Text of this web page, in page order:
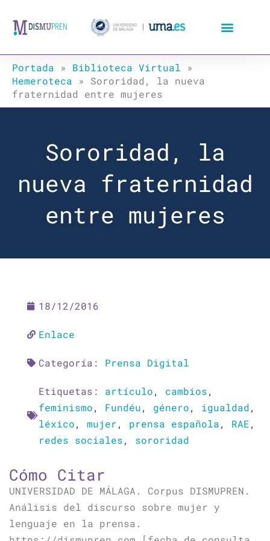
Portada » Biblioteca Virtual »
Hemeroteca » Sororidad, la nueva
fraternidad entre mujeres
Sororidad, la
nueva fraternidad
entre mujeres
18/12/2016
Enlace
Categoría: Prensa Digital
Etiquetas: artículo, cambios,
feminismo, Fundéu, género, igualdad,
léxico, mujer, prensa española, RAE,
redes sociales, sororidad
Cómo Citar
UNIVERSIDAD DE MÁLAGA. Corpus DISMUPREN.
Análisis del discurso sobre mujer y
lenguaje en la prensa.